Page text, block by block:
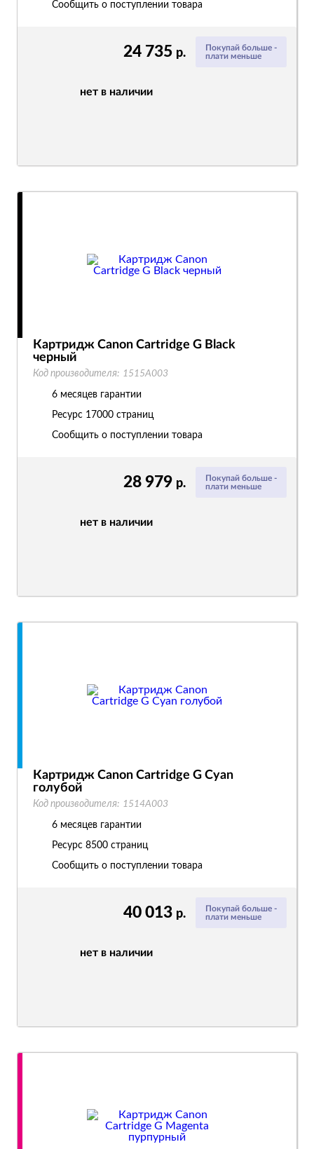
Покупай больше -
плати меньше
24 735 р.
нет в наличии
Сообщить о поступлении товара
Покупай больше -
плати меньше
28 979 р.
нет в наличии
Картридж Canon Cartridge G Black
черный
Код производителя: 1515A003
6 месяцев гарантии
Ресурс 17000 страниц
Сообщить о поступлении товара
Покупай больше -
плати меньше
40 013 р.
нет в наличии
Картридж Canon Cartridge G Cyan
голубой
Код производителя: 1514A003
6 месяцев гарантии
Ресурс 8500 страниц
Сообщить о поступлении товара